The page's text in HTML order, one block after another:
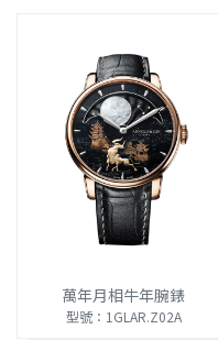
萬年月相牛年腕錶
型號：1GLAR.Z02A